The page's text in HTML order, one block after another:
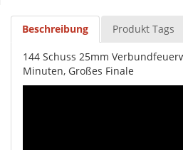
Beschreibung Produkt Tags
144 Schuss 25mm
Minuten, Großes Finale